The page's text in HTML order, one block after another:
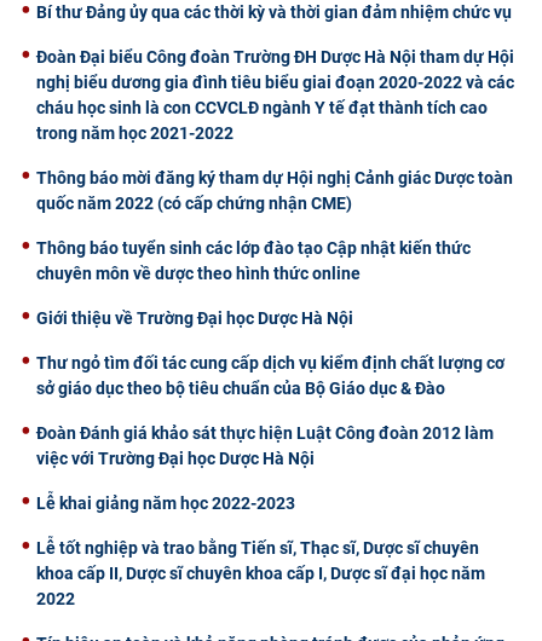
Bí thư Đảng ủy qua các thời kỳ và thời gian đảm nhiệm chức vụ
Đoàn Đại biểu Công đoàn Trường ĐH Dược Hà Nội tham dự Hội
nghị biểu dương gia đình tiêu biểu giai đoạn 2020-2022 và các
cháu học sinh là con CCVCLĐ ngành Y tế đạt thành tích cao
trong năm học 2021-2022
Thông báo mời đăng ký tham dự Hội nghị Cảnh giác Dược toàn
quốc năm 2022 (có cấp chứng nhận CME)
Thông báo tuyển sinh các lớp đào tạo Cập nhật kiến thức
chuyên môn về dược theo hình thức online
Giới thiệu về Trường Đại học Dược Hà Nội
Thư ngỏ tìm đối tác cung cấp dịch vụ kiểm định chất lượng cơ
sở giáo dục theo bộ tiêu chuẩn của Bộ Giáo dục & Đào
Đoàn Đánh giá khảo sát thực hiện Luật Công đoàn 2012 làm
việc với Trường Đại học Dược Hà Nội
Lễ khai giảng năm học 2022-2023
Lễ tốt nghiệp và trao bằng Tiến sĩ, Thạc sĩ, Dược sĩ chuyên
khoa cấp II, Dược sĩ chuyên khoa cấp I, Dược sĩ đại học năm
2022